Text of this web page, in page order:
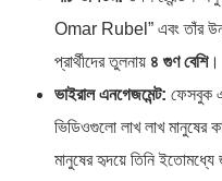
Omar Rubel” এবং তাঁর
প্রার্থীদের তুলনায় ৪ গুণ বেশি।
ভাইরাল এনগেজমেন্ট: ফেসবুক
ভিডিওগুলো লাখ লাখ মানুষের
মানুষের হৃদয়ে তিনি ইতোমধ্যে